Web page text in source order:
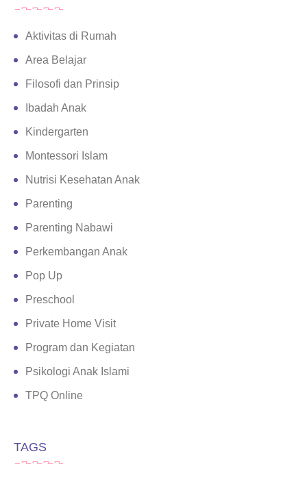
Aktivitas di Rumah
Area Belajar
Filosofi dan Prinsip
Ibadah Anak
Kindergarten
Montessori Islam
Nutrisi Kesehatan Anak
Parenting
Parenting Nabawi
Perkembangan Anak
Pop Up
Preschool
Private Home Visit
Program dan Kegiatan
Psikologi Anak Islami
TPQ Online
TAGS